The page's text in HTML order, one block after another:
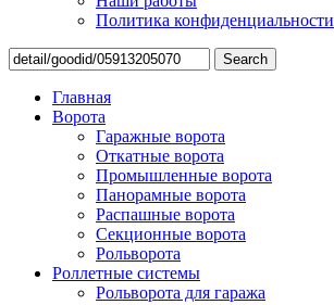
Политика конфиденциальности
Search
Главная
Ворота
Гаражные ворота
Откатные ворота
Промышленные ворота
Панорамные ворота
Распашные ворота
Секционные ворота
Рольворота
Роллетные системы
Рольворота для гаража